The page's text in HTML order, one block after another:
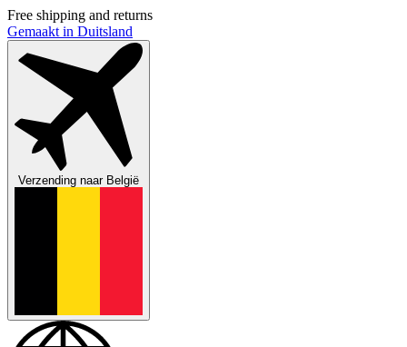
Free shipping and returns
Gemaakt in Duitsland
Verzending naarBelgië